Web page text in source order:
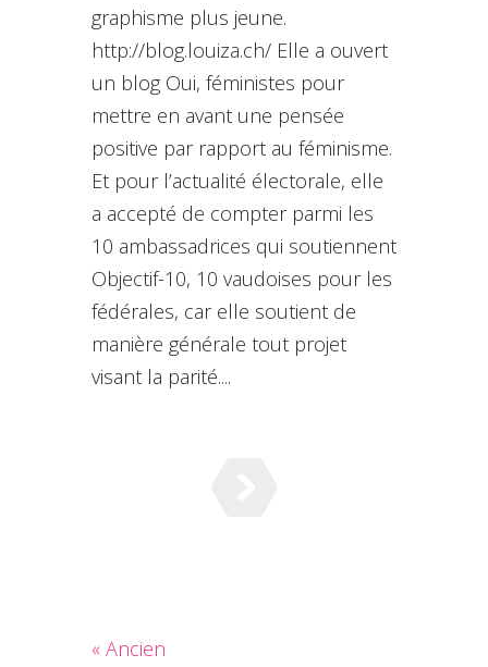
graphisme plus jeune.
http://blog.louiza.ch/ Elle a ouvert
un blog Oui, féministes pour
mettre en avant une pensée
positive par rapport au féminisme.
Et pour l’actualité électorale, elle
a accepté de compter parmi les
10 ambassadrices qui soutiennent
Objectif-10, 10 vaudoises pour les
fédérales, car elle soutient de
manière générale tout projet
visant la parité....
« Ancien